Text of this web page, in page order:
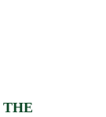
THE